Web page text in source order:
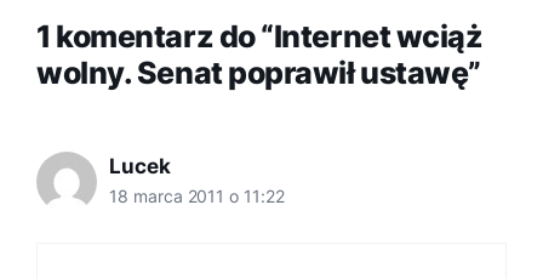
1 komentarz do “Internet wciąż
wolny. Senat poprawił ustawę”
Lucek
18 marca 2011 o 11:22